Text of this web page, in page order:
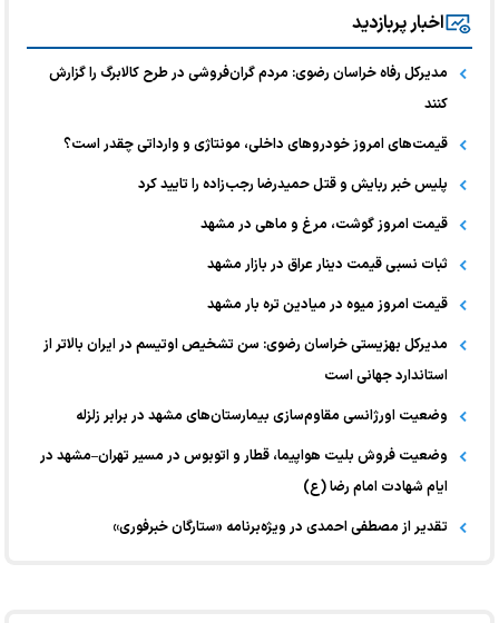
اخبار پربازدید
مدیرکل رفاه خراسان رضوی: مردم گران‌فروشی در طرح کالابرگ را گزارش
کنند
قیمت‌های امروز خودرو‌های داخلی، مونتاژی و وارداتی چقدر است؟
پلیس خبر ربایش و قتل حمیدرضا رجب‌زاده را تایید کرد
قیمت امروز گوشت، مرغ و ماهی در مشهد
ثبات نسبی قیمت دینار عراق در بازار مشهد
قیمت امروز میوه در میادین تره بار مشهد
مدیرکل بهزیستی خراسان رضوی: سن تشخیص اوتیسم در ایران بالاتر از
استاندارد جهانی است
وضعیت اورژانسی مقاوم‌سازی بیمارستان‌های مشهد در برابر زلزله
وضعیت فروش بلیت هواپیما، قطار و اتوبوس در مسیر تهران–مشهد در
ایام شهادت امام رضا (ع)
تقدیر از مصطفی احمدی در ویژه‌برنامه «ستارگان خبرفوری»